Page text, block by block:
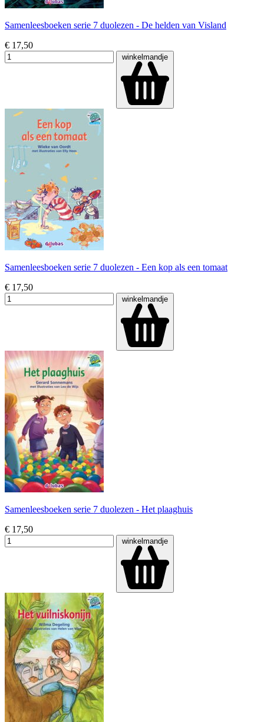
Samenleesboeken serie 7 duolezen - De helden van Visland
€ 17,50
winkelmandje
Samenleesboeken serie 7 duolezen - Een kop als een tomaat
€ 17,50
winkelmandje
Samenleesboeken serie 7 duolezen - Het plaaghuis
€ 17,50
winkelmandje